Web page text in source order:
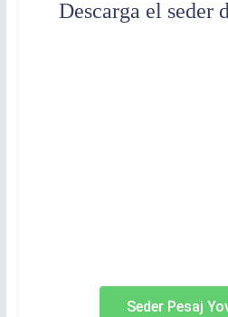
Descarga el seder
Seder Pesaj